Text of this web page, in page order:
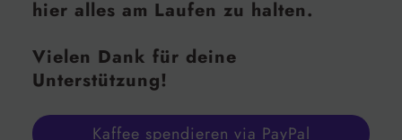
hier alles am Laufen zu halten.
Vielen Dank für deine
Unterstützung!
Kaffee spendieren via PayPal